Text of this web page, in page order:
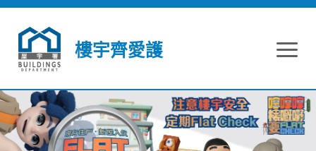
跳到內容
樓宇齊愛護